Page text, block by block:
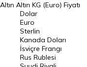
Euro Kuru
Pound Kuru
Frank Kuru
Riyal Kuru
Altın Altın KG (Euro) Fiyatı
Dolar
Euro
Sterlin
Kanada Doları
İsviçre Frangı
Rus Rublesi